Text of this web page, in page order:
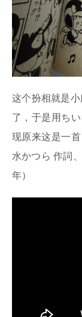
这个扮相就是
了，于是用ち
现原来这是一
水かつら 作詞
年）